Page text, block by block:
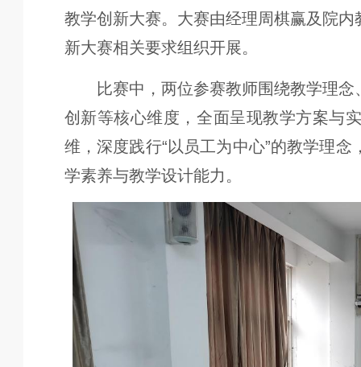
教学创新大赛。大赛由经理周棋赢及院
新大赛相关要求组织开展。
比赛中，两位参赛教师围绕教学理
创新等核心维度，全面呈现教学方案与
维，深度践行“以员工为中心”的教学理
学素养与教学设计能力。